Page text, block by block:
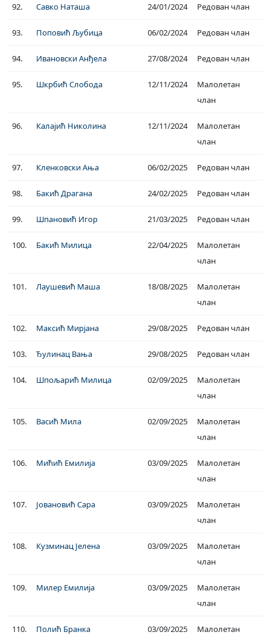
92. Савко Наташа 24/01/2024 Редован члан
93. Поповић Љубица 06/02/2024 Редован члан
94. Ивановски Анђела 27/08/2024 Редован члан
95. Шкрбић Слобода 12/11/2024
Малолетан
члан
96. Калајић Николина 12/11/2024
Малолетан
члан
97. Кленковски Ања 06/02/2025 Редован члан
98. Бакић Драгана 24/02/2025 Редован члан
99. Шпановић Игор 21/03/2025 Редован члан
100. Бакић Милица 22/04/2025
Малолетан
члан
101. Лаушевић Маша 18/08/2025
Малолетан
члан
102. Максић Мирјана 29/08/2025 Редован члан
103. Ђулинац Вања 29/08/2025 Редован члан
104. Шпољарић Милица 02/09/2025
Малолетан
члан
105. Васић Мила 02/09/2025
Малолетан
члан
106. Мићић Емилија 03/09/2025
Малолетан
члан
107. Јовановић Сара 03/09/2025
Малолетан
члан
108. Кузминац Јелена 03/09/2025
Малолетан
члан
109. Милер Емилија 03/09/2025
Малолетан
члан
110. Полић Бранка 03/09/2025
Малолетан